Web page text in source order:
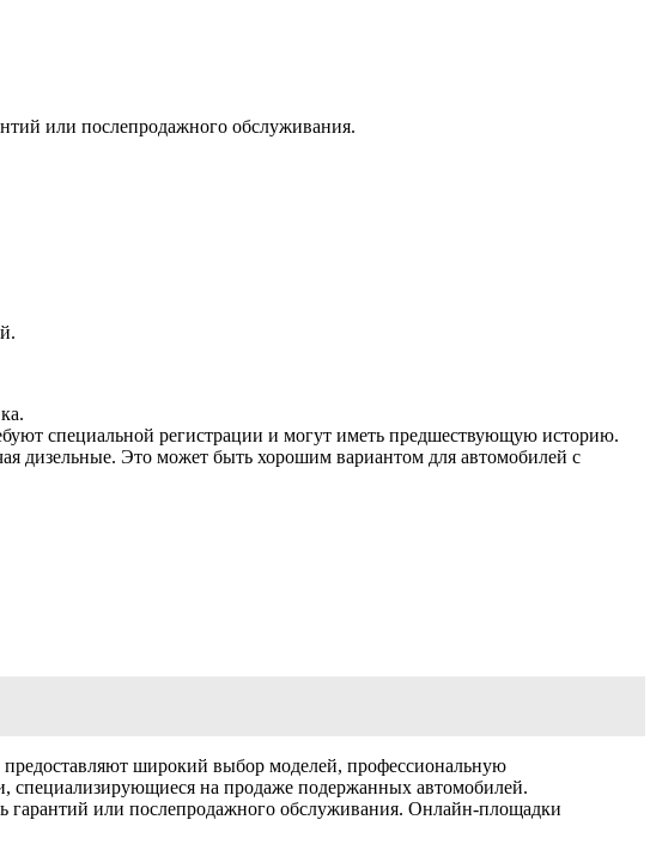
или послепродажного обслуживания.
специальной регистрации и могут иметь предшествующую историю.
дизельные. Это может быть хорошим вариантом для автомобилей с
широкий выбор моделей, профессиональную
специализирующиеся на продаже подержанных автомобилей.
гарантий или послепродажного обслуживания. Онлайн-площадки